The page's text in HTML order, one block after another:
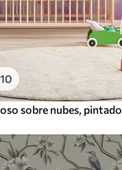
sobre nubes, pintado